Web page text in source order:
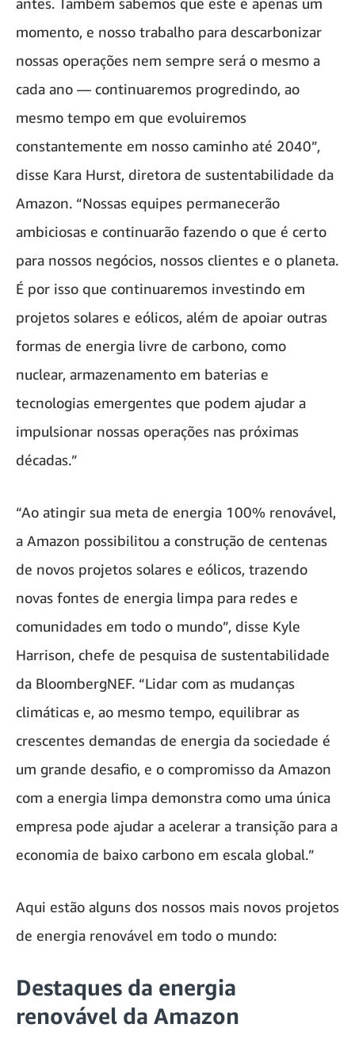
momento, e nosso trabalho para descarbonizar
nossas operações nem sempre será o mesmo a
cada ano — continuaremos progredindo, ao
mesmo tempo em que evoluiremos
constantemente em nosso caminho até 2040”,
disse Kara Hurst, diretora de sustentabilidade da
Amazon. “Nossas equipes permanecerão
ambiciosas e continuarão fazendo o que é certo
para nossos negócios, nossos clientes e o planeta.
É por isso que continuaremos investindo em
projetos solares e eólicos, além de apoiar outras
formas de energia livre de carbono, como
nuclear, armazenamento em baterias e
tecnologias emergentes que podem ajudar a
impulsionar nossas operações nas próximas
décadas.”
“Ao atingir sua meta de energia 100% renovável,
a Amazon possibilitou a construção de centenas
de novos projetos solares e eólicos, trazendo
novas fontes de energia limpa para redes e
comunidades em todo o mundo”, disse Kyle
Harrison, chefe de pesquisa de sustentabilidade
da BloombergNEF. “Lidar com as mudanças
climáticas e, ao mesmo tempo, equilibrar as
crescentes demandas de energia da sociedade é
um grande desafio, e o compromisso da Amazon
com a energia limpa demonstra como uma única
empresa pode ajudar a acelerar a transição para a
economia de baixo carbono em escala global.”
Aqui estão alguns dos nossos mais novos projetos
de energia renovável em todo o mundo:
Destaques da energia
renovável da Amazon